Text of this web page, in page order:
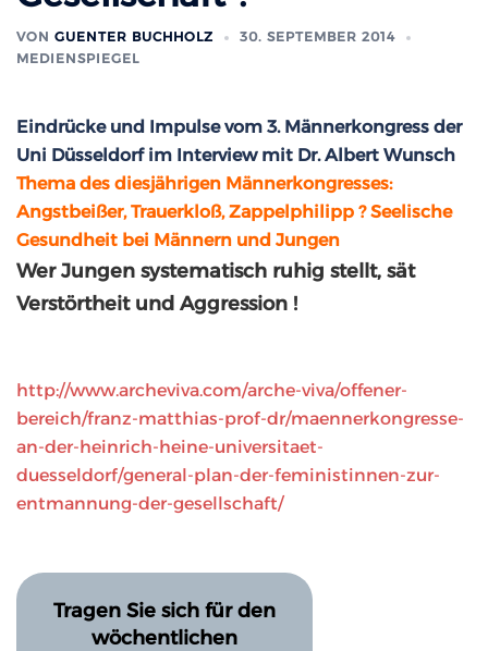
VON GUENTER BUCHHOLZ
30. SEPTEMBER 2014
MEDIENSPIEGEL
Eindrücke und Impulse vom 3. Männerkongress der
Uni Düsseldorf im Interview mit Dr. Albert Wunsch
Thema des diesjährigen Männerkongresses:
Angstbeißer, Trauerkloß, Zappelphilipp ? Seelische
Gesundheit bei Männern und Jungen
Wer Jungen systematisch ruhig stellt, sät
Verstörtheit und Aggression !
http://www.archeviva.com/arche-viva/offener-
bereich/franz-matthias-prof-dr/maennerkongresse-
an-der-heinrich-heine-universitaet-
duesseldorf/general-plan-der-feministinnen-zur-
entmannung-der-gesellschaft/
Tragen Sie sich für den
wöchentlichen